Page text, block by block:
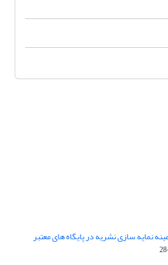
نمایه سازی نشریه در پایگاه های معتبر